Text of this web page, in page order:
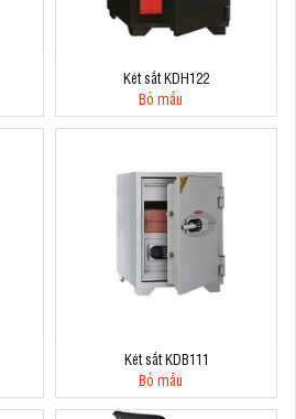
Két sắt KDH122
Bỏ mẫu
Két sắt KDB111
Bỏ mẫu